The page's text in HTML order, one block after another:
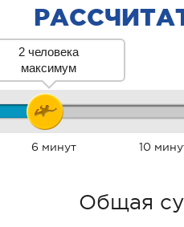
2 человека
максимум
6 минут 10
Общая